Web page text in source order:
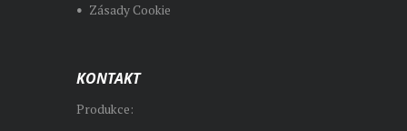
Zásady Cookie
KONTAKT
Produkce: